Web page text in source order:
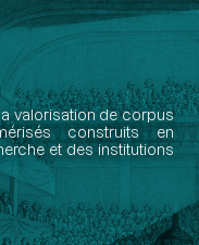
valorisation de corpus
construits en
et des institutions